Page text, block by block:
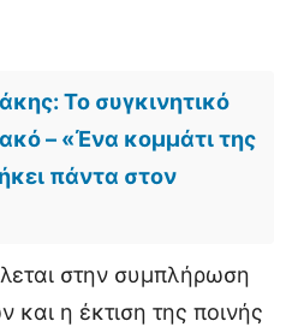
Το συγκινητικό
– «Ένα κομμάτι της
πάντα στον
στην συμπλήρωση
και η έκτιση της ποινής